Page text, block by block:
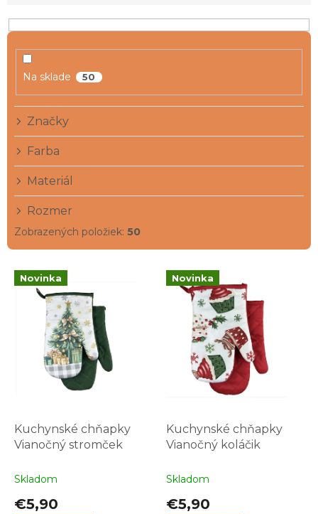
e
u
Na sklade 50
Značky
Farba
Materiál
Rozmer
Zobrazených položiek: 50
V Novinka
Kuchynské chňapky
Vianočný stromček
Skladom
€5,90
Novinka
Kuchynské chňapky
Vianočný koláčik
Skladom
€5,90